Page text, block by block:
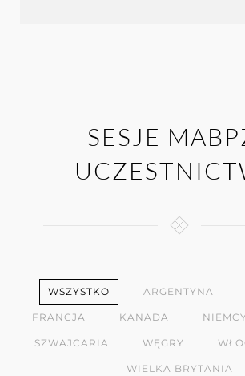
SESJE
WSZYSTKO ARGENTYNA
FRANCJA KANADA NIEMCY
SZWAJCARIA WĘGRY
WIELKA BRYTANIA